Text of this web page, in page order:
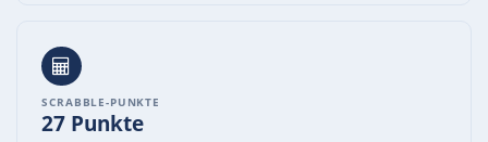
SCRABBLE-PUNKTE
27 Punkte